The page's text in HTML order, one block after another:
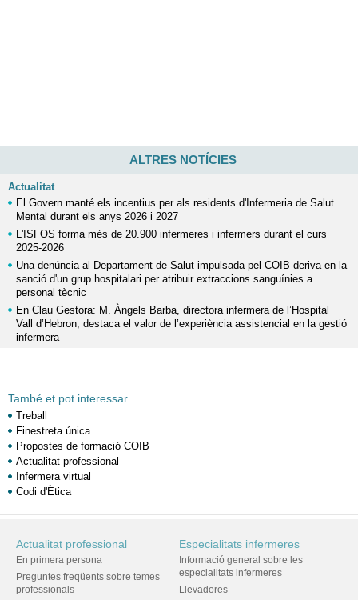
ALTRES NOTÍCIES
Actualitat
El Govern manté els incentius per als residents d'Infermeria de Salut
Mental durant els anys 2026 i 2027
L'ISFOS forma més de 20.900 infermeres i infermers durant el curs
2025-2026
Una denúncia al Departament de Salut impulsada pel COIB deriva en la
sanció d'un grup hospitalari per atribuir extraccions sanguínies a
personal tècnic
En Clau Gestora: M. Àngels Barba, directora infermera de l’Hospital
Vall d’Hebron, destaca el valor de l’experiència assistencial en la gestió
infermera
També et pot interessar ...
Treball
Finestreta única
Propostes de formació COIB
Actualitat professional
Infermera virtual
Codi d'Ètica
Actualitat professional
En primera persona
Preguntes freqüents sobre temes
professionals
Especialitats infermeres
Informació general sobre les
especialitats infermeres
Llevadores